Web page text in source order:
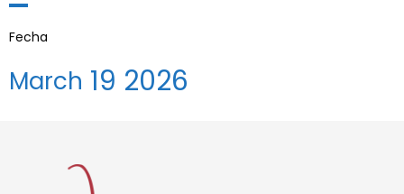
Fecha
March 19 2026